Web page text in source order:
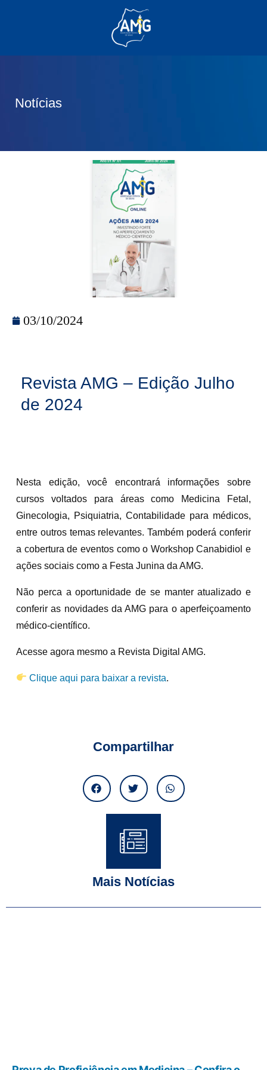
Notícias
03/10/2024
Revista AMG – Edição Julho
de 2024
Nesta edição, você encontrará informações sobre
cursos voltados para áreas como Medicina Fetal,
Ginecologia, Psiquiatria, Contabilidade para médicos,
entre outros temas relevantes. Também poderá conferir
a cobertura de eventos como o Workshop Canabidiol e
ações sociais como a Festa Junina da AMG.
Não perca a oportunidade de se manter atualizado e
conferir as novidades da AMG para o aperfeiçoamento
médico-científico.
Acesse agora mesmo a Revista Digital AMG.
Clique aqui para baixar a revista.
Compartilhar
Mais Notícias